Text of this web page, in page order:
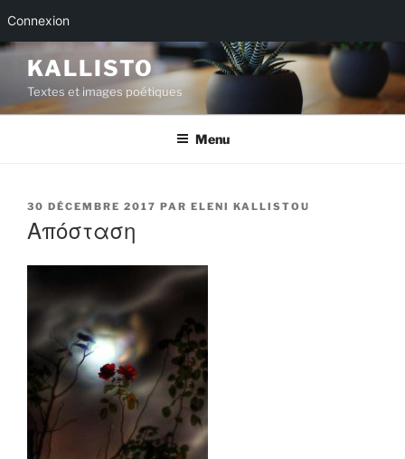
Connexion
Aller
contenu
principal
KALLISTO
Textes et images poétiques
Menu
PUBLIÉ
LE
30 DÉCEMBRE 2017 PAR ELENI KALLISTOU
Απόσταση